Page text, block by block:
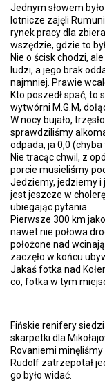
Jednym słowem
lotnicze zajęli
rynek pracy dla
wszędzie, gdzie to
Nie o ścisk chodzi,
ludzi, a jego brak
najmniej. Prawie
Kto poszedł spać, to
wytwórni M.G.M,
W nocy bujało,
sprawdziliśmy
odpada, ja 0,0
Nie tracąc chwil, z
porcie musieliśmy
Jedziemy, jedziemy i
jest jeszcze w
ubiegając pytania.
Pierwsze 300 km
nawet nie połowa
położone nad
zaczęło w końcu
Jakaś fotka nad
co, fotka w tym
Fińskie renifery
skarpetki dla
Rovaniemi
Rudolf zatrzepotał
go było widać.